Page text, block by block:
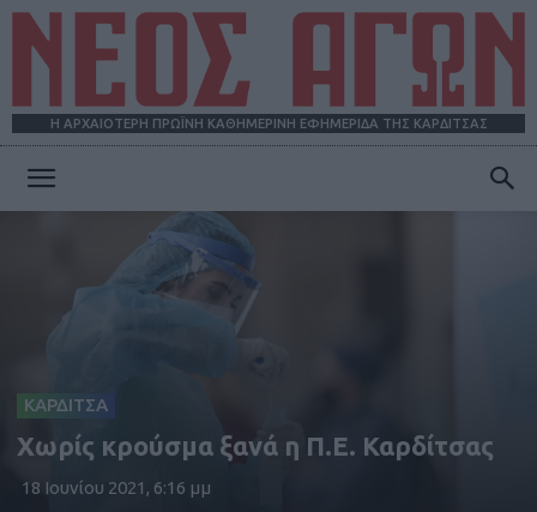
Η ΑΡΧΑΙΟΤΕΡΗ ΠΡΩΪΝΗ ΚΑΘΗΜΕΡΙΝΗ ΕΦΗΜΕΡΙΔΑ ΤΗΣ ΚΑΡΔΙΤΣΑΣ
ΚΑΡΔΙΤΣΑ
Χωρίς κρούσμα ξανά η Π.Ε. Καρδίτσας
18 Ιουνίου 2021, 6:16 μμ